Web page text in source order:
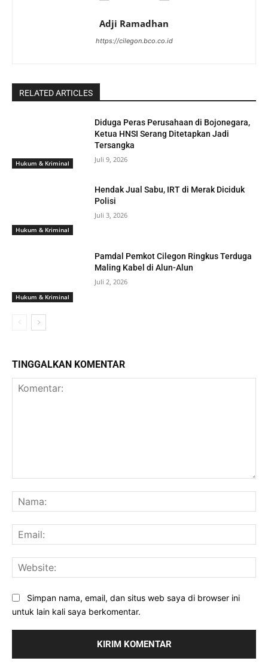
Adji Ramadhan
https://cilegon.bco.co.id
RELATED ARTICLES
Hukum & Kriminal
Diduga Peras Perusahaan di Bojonegara,
Ketua HNSI Serang Ditetapkan Jadi
Tersangka
Juli 9, 2026
Hukum & Kriminal
Hendak Jual Sabu, IRT di Merak Diciduk
Polisi
Juli 3, 2026
Hukum & Kriminal
Pamdal Pemkot Cilegon Ringkus Terduga
Maling Kabel di Alun-Alun
Juli 2, 2026
TINGGALKAN KOMENTAR
Simpan nama, email, dan situs web saya di browser ini
untuk lain kali saya berkomentar.